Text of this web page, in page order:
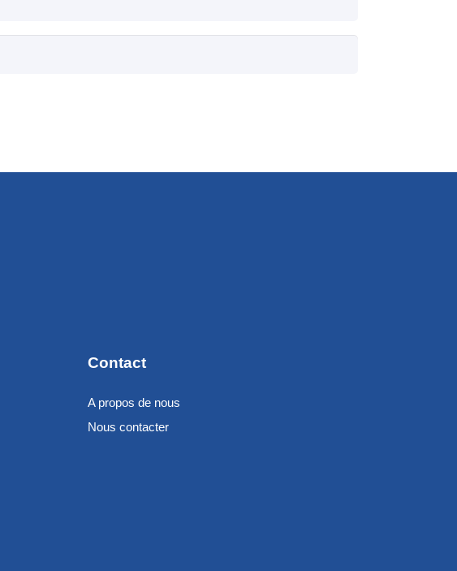
Contact
A propos de nous
Nous contacter